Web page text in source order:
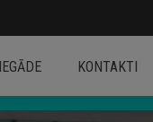
KONTAKTI